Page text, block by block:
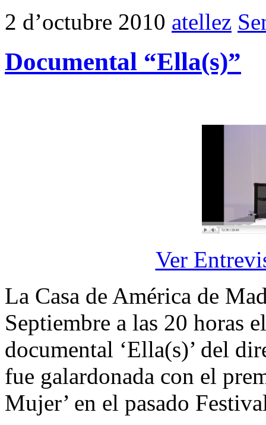
2 d’octubre 2010 atellez
Documental “Ella(s)”
Ver
La Casa de América de
Septiembre a las 20 horas
documental ‘Ella(s)’ del
fue galardonada con el
Mujer’ en el pasado